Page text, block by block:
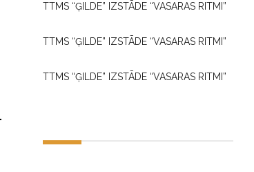
TTMS “ĢILDE” IZSTĀDE “VASARAS RITMI”
TTMS “ĢILDE” IZSTĀDE “VASARAS RITMI”
TTMS “ĢILDE” IZSTĀDE “VASARAS RITMI”